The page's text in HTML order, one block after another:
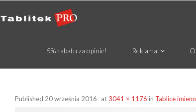
5% rabatu za opinie! Reklama
Published 20 września 2016 at3041 × 1176 in Tablice